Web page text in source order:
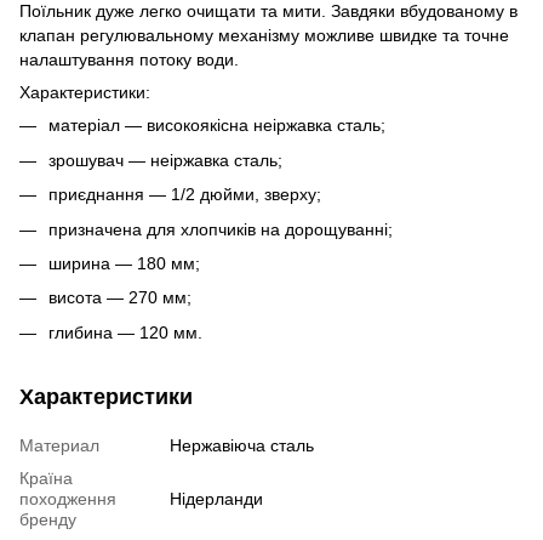
Поїльник дуже легко очищати та мити. Завдяки вбудованому в
клапан регулювальному механізму можливе швидке та точне
налаштування потоку води.
Характеристики:
матеріал — високоякісна неіржавка сталь;
зрошувач — неіржавка сталь;
приєднання — 1/2 дюйми, зверху;
призначена для хлопчиків на дорощуванні;
ширина — 180 мм;
висота — 270 мм;
глибина — 120 мм.
Характеристики
Материал
Нержавіюча сталь
Країна
походження
бренду
Нідерланди